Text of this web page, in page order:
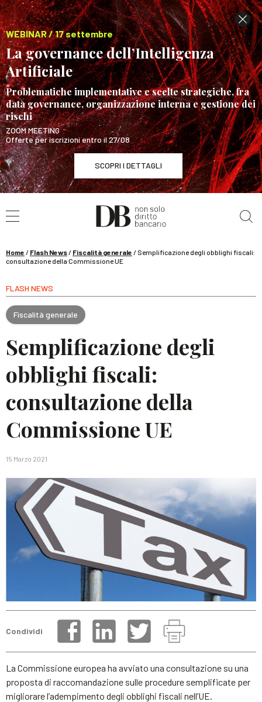
WEBINAR / 17 settembre
La governance dell’Intelligenza
Artificiale
Problematiche implementative e scelte strategiche, fra
data governance, organizzazione interna e gestione dei
rischi
ZOOM MEETING
Offerte per iscrizioni entro il 27/08
SCOPRI I DETTAGLI
WEBINAR / 17 settembre
La governance dell’Intelligenza Artificiale
Home / Flash News/ Fiscalità generale / Semplificazione degli obblighi fiscali:
consultazione della Commissione UE
FLASH NEWS
Fiscalità generale
Semplificazione degli
obblighi fiscali:
consultazione della
Commissione UE
15 Marzo 2021
Condividi
La Commissione europea ha avviato una consultazione su una
proposta di raccomandazione sulle procedure semplificate per
migliorare l’adempimento degli obblighi fiscali nell’UE.